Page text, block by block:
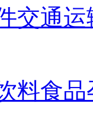
交通
料食品